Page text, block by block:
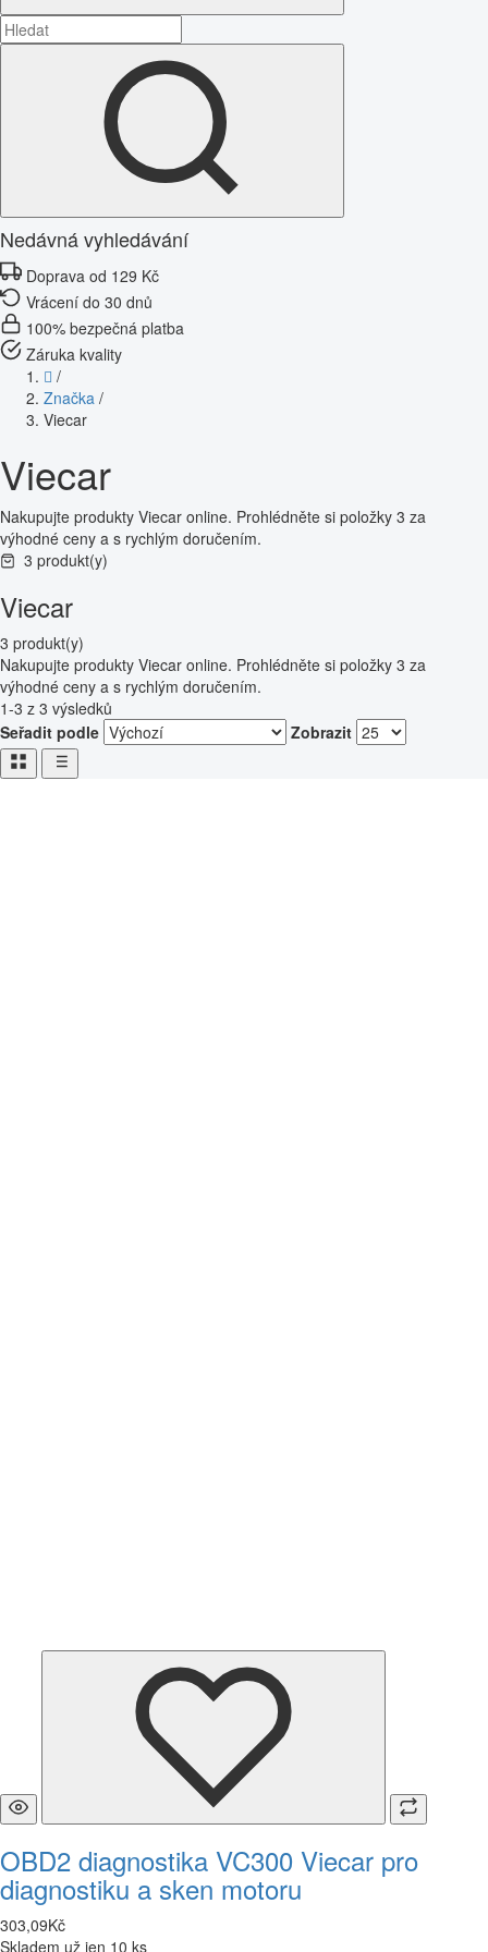
Nedávná vyhledávání
Doprava od 129 Kč
Vrácení do 30 dnů
100% bezpečná platba
Záruka kvality
/
Značka /
Viecar
Viecar
Nakupujte produkty Viecar online. Prohlédněte si položky 3 za
výhodné ceny a s rychlým doručením.
3 produkt(y)
Viecar
3 produkt(y)
Nakupujte produkty Viecar online. Prohlédněte si položky 3 za
výhodné ceny a s rychlým doručením.
1-3 z 3 výsledků
Seřadit podle
Zobrazit
OBD2 diagnostika VC300 Viecar pro
diagnostiku a sken motoru
303,09Kč
Skladem už jen 10 ks